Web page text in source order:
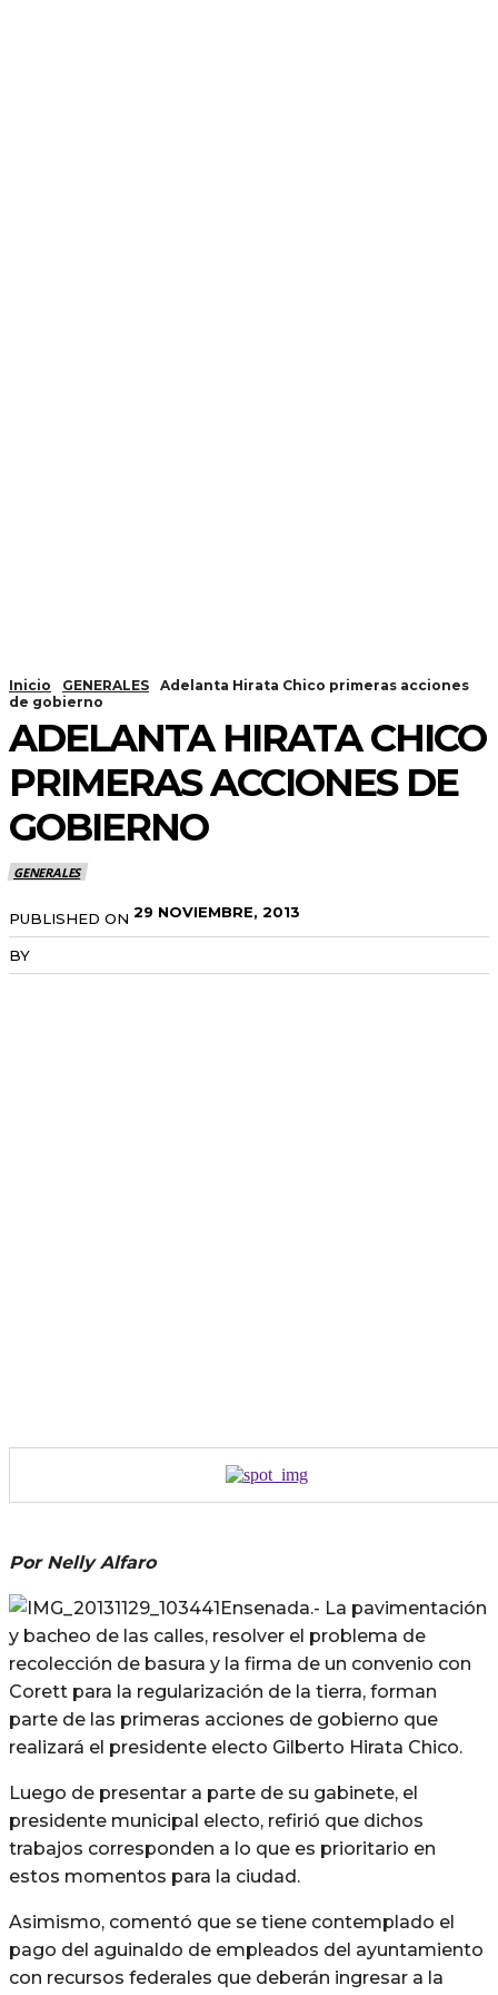
Inicio GENERALES
Adelanta Hirata Chico primeras acciones
de gobierno
ADELANTA HIRATA CHICO
PRIMERAS ACCIONES DE
GOBIERNO
GENERALES
PUBLISHED ON 29 NOVIEMBRE, 2013
BY
Por Nelly Alfaro
Ensenada.- La pavimentación
y bacheo de las calles, resolver el problema de
recolección de basura y la firma de un convenio con
Corett para la regularización de la tierra, forman
parte de las primeras acciones de gobierno que
realizará el presidente electo Gilberto Hirata Chico.
Luego de presentar a parte de su gabinete, el
presidente municipal electo, refirió que dichos
trabajos corresponden a lo que es prioritario en
estos momentos para la ciudad.
Asimismo, comentó que se tiene contemplado el
pago del aguinaldo de empleados del ayuntamiento
con recursos federales que deberán ingresar a la